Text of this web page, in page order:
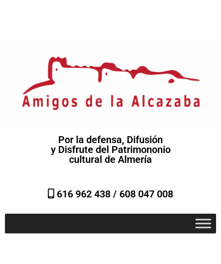
Por la defensa, Difusión
y Disfrute del Patrimononio
cultural de Almería
616 962 438 / 608 047 008